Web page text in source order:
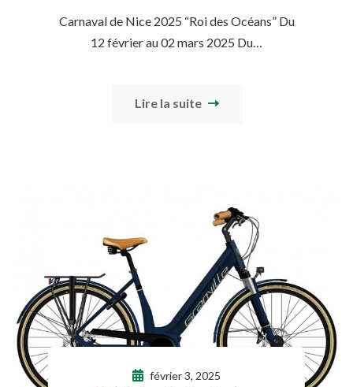
Carnaval de Nice 2025 “Roi des Océans” Du
12 février au 02 mars 2025 Du…
Lire la suite
février 3, 2025